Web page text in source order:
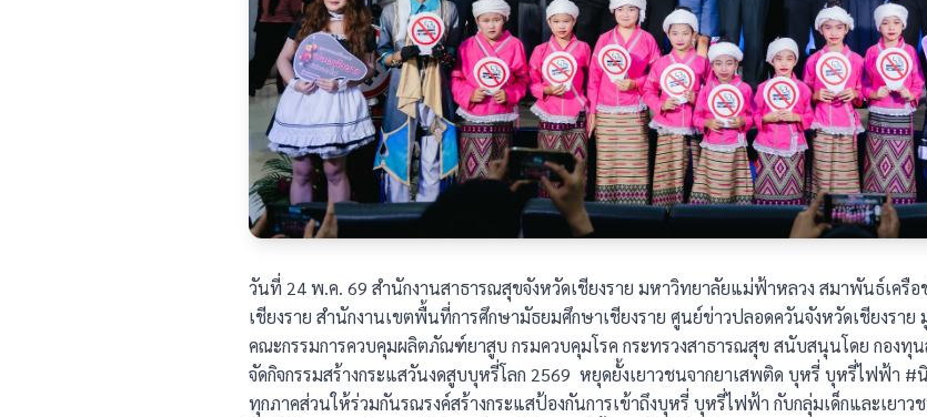
วันที่ 24 พ.ค. 69 สำนักงานสาธารณสุขจังหวัดเชียงราย มหาวิทยาลัยแม่ฟ้าหลวง สมาพันธ์เครื
เชียงราย สำนักงานเขตพื้นที่การศึกษามัธยมศึกษาเชียงราย ศูนย์ข่าวปลอดควันจังหวัดเชียงรา
คณะกรรมการควบคุมผลิตภัณฑ์ยาสูบ กรมควบคุมโรค กระทรวงสาธารณสุข สนับสนุนโดย กองทุ
จัดกิจกรรมสร้างกระแสวันงดสูบบุหรี่โลก 2569 หยุดยั้งเยาวชนจากยาเสพติด บุหรี่ บุหรี่ไฟฟ้า
ทุกภาคส่วนให้ร่วมกันรณรงค์สร้างกระแสป้องกันการเข้าถึงบุหรี่ บุหรี่ไฟฟ้า กับกลุ่มเด็กและเยา